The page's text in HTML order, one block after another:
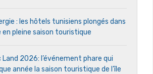
: les hôtels tunisiens plongés dans
en pleine saison touristique
Land 2026: l’événement phare qui
année la saison touristique de l’île